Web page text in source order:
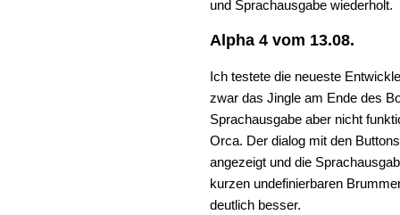
und Sprachausgabe wiederholt.
Alpha 4 vom 13.08.
Ich testete die neueste
zwar das Jingle am Ende des
Sprachausgabe aber nicht
Orca. Der dialog mit den
angezeigt und die
kurzen undefinierbaren
deutlich besser.